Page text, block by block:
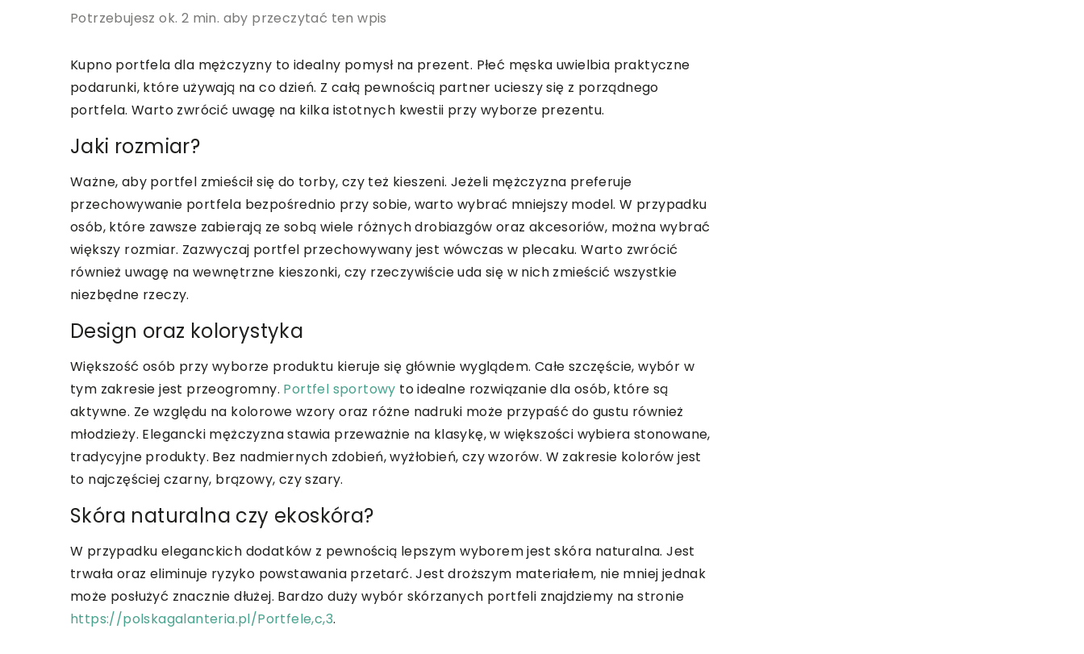
Potrzebujesz ok. 2 min. aby przeczytać ten wpis
Kupno portfela dla mężczyzny to idealny pomysł na prezent. Płeć męska uwielbia praktyczne
podarunki, które używają na co dzień. Z całą pewnością partner ucieszy się z porządnego
portfela. Warto zwrócić uwagę na kilka istotnych kwestii przy wyborze prezentu.
Jaki rozmiar?
Ważne, aby portfel zmieścił się do torby, czy też kieszeni. Jeżeli mężczyzna preferuje
przechowywanie portfela bezpośrednio przy sobie, warto wybrać mniejszy model. W przypadku
osób, które zawsze zabierają ze sobą wiele różnych drobiazgów oraz akcesoriów, można wybrać
większy rozmiar. Zazwyczaj portfel przechowywany jest wówczas w plecaku. Warto zwrócić
również uwagę na wewnętrzne kieszonki, czy rzeczywiście uda się w nich zmieścić wszystkie
niezbędne rzeczy.
Design oraz kolorystyka
Większość osób przy wyborze produktu kieruje się głównie wyglądem. Całe szczęście, wybór w
tym zakresie jest przeogromny. Portfel sportowy to idealne rozwiązanie dla osób, które są
aktywne. Ze względu na kolorowe wzory oraz różne nadruki może przypaść do gustu również
młodzieży. Elegancki mężczyzna stawia przeważnie na klasykę, w większości wybiera stonowane,
tradycyjne produkty. Bez nadmiernych zdobień, wyżłobień, czy wzorów. W zakresie kolorów jest
to najczęściej czarny, brązowy, czy szary.
Skóra naturalna czy ekoskóra?
W przypadku eleganckich dodatków z pewnością lepszym wyborem jest skóra naturalna. Jest
trwała oraz eliminuje ryzyko powstawania przetarć. Jest droższym materiałem, nie mniej jednak
może posłużyć znacznie dłużej. Bardzo duży wybór skórzanych portfeli znajdziemy na stronie
https://polskagalanteria.pl/Portfele,c,3.